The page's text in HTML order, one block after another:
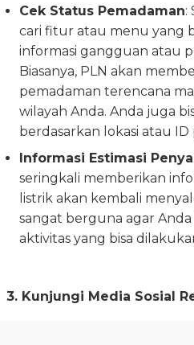
Cek Status Pemadaman:
cari fitur atau menu yang
informasi gangguan atau
Biasanya, PLN akan
pemadaman terencana
wilayah Anda. Anda juga
berdasarkan lokasi atau
Informasi Estimasi
seringkali memberikan
listrik akan kembali
sangat berguna agar
aktivitas yang bisa
3. Kunjungi Media Sosial